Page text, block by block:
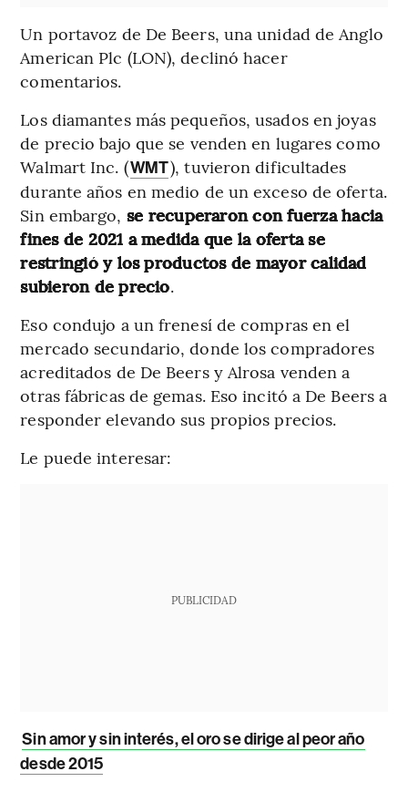
Un portavoz de De Beers, una unidad de Anglo
American Plc (LON), declinó hacer
comentarios.
Los diamantes más pequeños, usados en joyas
de precio bajo que se venden en lugares como
Walmart Inc. (WMT), tuvieron dificultades
durante años en medio de un exceso de oferta.
Sin embargo, se recuperaron con fuerza hacia
fines de 2021 a medida que la oferta se
restringió y los productos de mayor calidad
subieron de precio.
Eso condujo a un frenesí de compras en el
mercado secundario, donde los compradores
acreditados de De Beers y Alrosa venden a
otras fábricas de gemas. Eso incitó a De Beers a
responder elevando sus propios precios.
Le puede interesar:
PUBLICIDAD
Sin amor y sin interés, el oro se dirige al peor año
desde 2015